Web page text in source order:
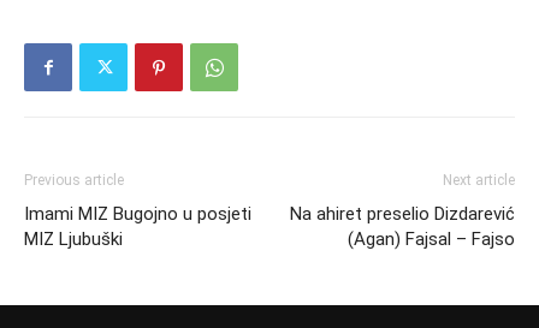
Previous article
Imami MIZ Bugojno u posjeti
MIZ Ljubuški
Next article
Na ahiret preselio Dizdarević
(Agan) Fajsal – Fajso